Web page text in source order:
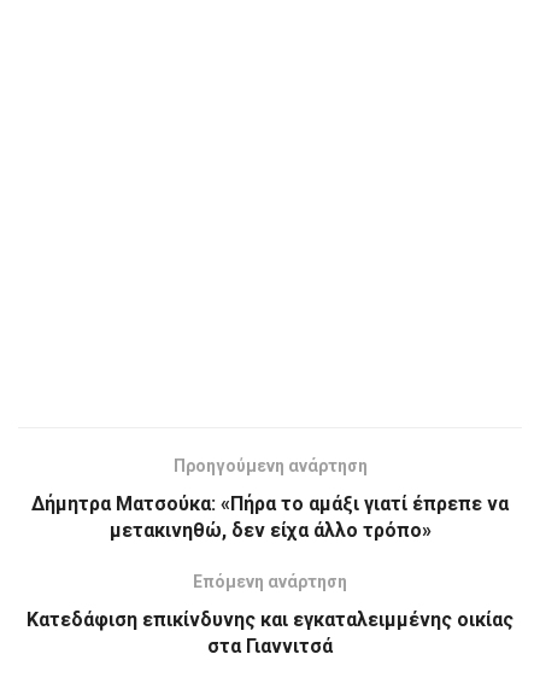
Προηγούμενη ανάρτηση
Δήμητρα Ματσούκα: «Πήρα το αμάξι γιατί έπρεπε να
μετακινηθώ, δεν είχα άλλο τρόπο»
Επόμενη ανάρτηση
Κατεδάφιση επικίνδυνης και εγκαταλειμμένης οικίας
στα Γιαννιτσά